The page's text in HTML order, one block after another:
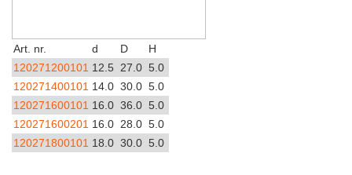
Art. nr. d D
H
120271200101 12.5 27.0 5.0
120271400101 14.0 30.0 5.0
120271600101 16.0 36.0 5.0
120271600201 16.0 28.0 5.0
120271800101 18.0 30.0 5.0